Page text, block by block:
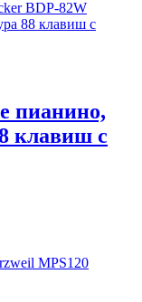
пианино,
клавиш с